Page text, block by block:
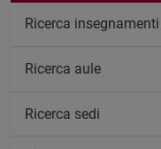
Ricerca insegnamenti
Ricerca aule
Ricerca sedi